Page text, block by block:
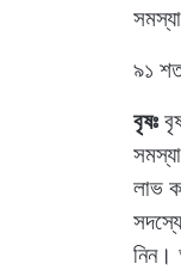
৯১
বৃষঃ
লাভ
নিন।